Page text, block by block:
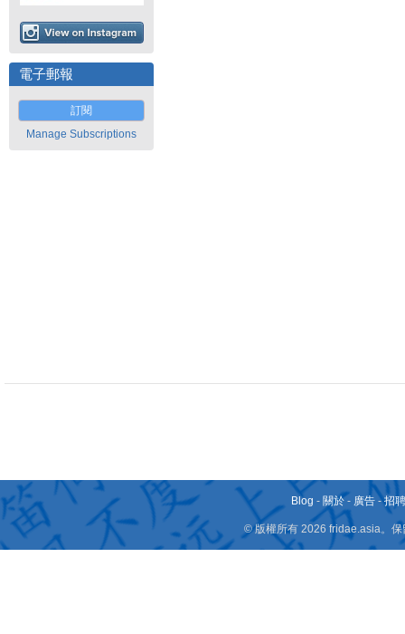
電子郵報
訂閱
Manage Subscriptions
Blog - 關於 - 廣告 -招
© 版權所有 2026 fridae.asia。